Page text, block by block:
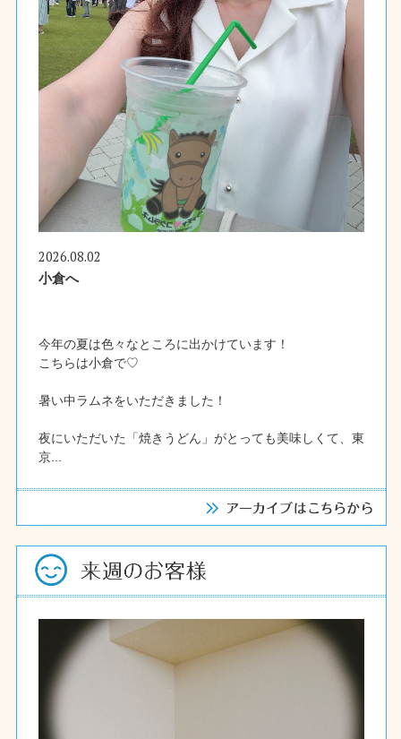
2026.08.02
小倉へ
今年の夏は色々なところに出かけています！
こちらは小倉で♡
暑い中ラムネをいただきました！
夜にいただいた「焼きうどん」がとっても美味しくて、東
京...